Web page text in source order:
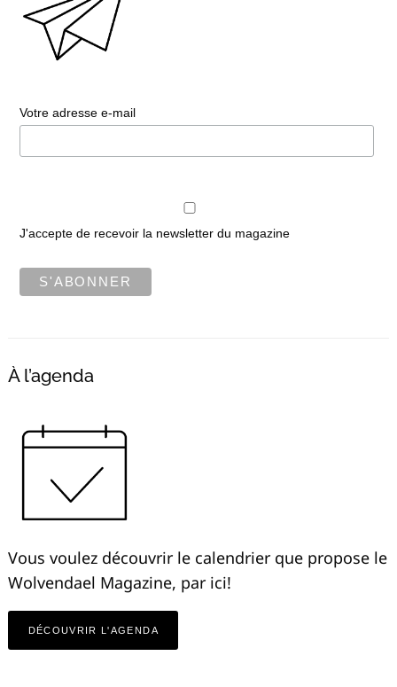
Votre adresse e-mail
J'accepte de recevoir la newsletter du magazine
À l’agenda
Vous voulez découvrir le calendrier que propose le
Wolvendael Magazine, par ici!
DÉCOUVRIR L'AGENDA